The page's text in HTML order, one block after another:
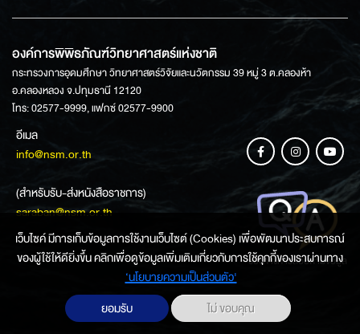
องค์การพิพิธภัณฑ์วิทยาศาสตร์แห่งชาติ
กระทรวงการอุดมศึกษา วิทยาศาสตร์วิจัยและนวัตกรรม 39 หมู่ 3 ต.คลองห้า
อ.คลองหลวง จ.ปทุมธานี 12120
โทร: 02577-9999, แฟกซ์ 02577-9900
อีเมล
info@nsm.or.th
(สำหรับรับ-ส่งหนังสือราชการ)
saraban@nsm.or.th
ช่องทางการสอบถามข้อมูล
เว็บไซค์ มีการเก็บข้อมูลการใช้งานเว็บไซต์ (Cookies) เพื่อพัฒนาประสบการณ์
ของผู้ใช้ให้ดียิ่งขึ้น คลิกเพื่อดูข้อมูลเพิ่มเติมเกี่ยวกับการใช้คุกกี้ของเราผ่านทาง
‘นโยบายความเป็นส่วนตัว'
ยอมรับ
ไม่ ขอบคุณ